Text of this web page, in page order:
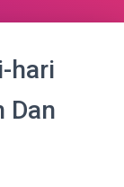
hari
Dan